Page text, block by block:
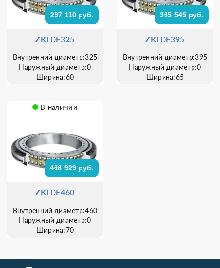
297 110 руб.
ZKLDF325
Внутренний диаметр:325
Наружный диаметр:0
Ширина:60
365 545 руб.
ZKLDF395
Внутренний диаметр:395
Наружный диаметр:0
Ширина:65
В наличии
466 929 руб.
ZKLDF460
Внутренний диаметр:460
Наружный диаметр:0
Ширина:70